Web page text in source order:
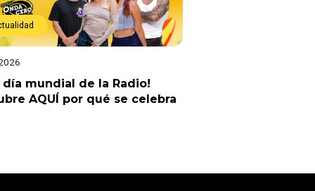
día mundial de la Radio!
AQUÍ por qué se celebra